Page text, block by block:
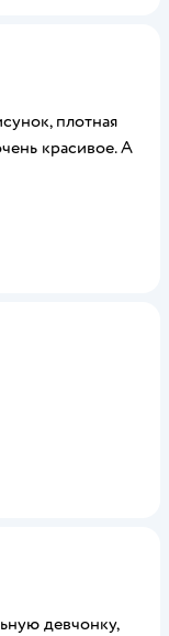
плотная
красивое. А
девчонку,